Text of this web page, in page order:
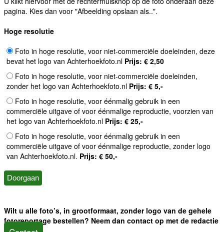
pagina. Kies dan voor "Afbeelding opslaan als..".
Hoge resolutie
Foto in hoge resolutie, voor niet-commerciële doeleinden, deze
bevat het logo van Achterhoekfoto.nl Prijs: € 2,50
Foto in hoge resolutie, voor niet-commerciële doeleinden,
zonder het logo van Achterhoekfoto.nl Prijs: € 5,-
Foto in hoge resolutie, voor éénmalig gebruik in een
commerciële uitgave of voor éénmalige reproductie, voorzien van
het logo van Achterhoekfoto.nl Prijs: € 25,-
Foto in hoge resolutie, voor éénmalig gebruik in een
commerciële uitgave of voor éénmalige reproductie, zonder logo
van Achterhoekfoto.nl. Prijs: € 50,-
Wilt u alle foto’s, in grootformaat, zonder logo van de gehele
fotoreportage bestellen? Neem dan contact op met de redactie